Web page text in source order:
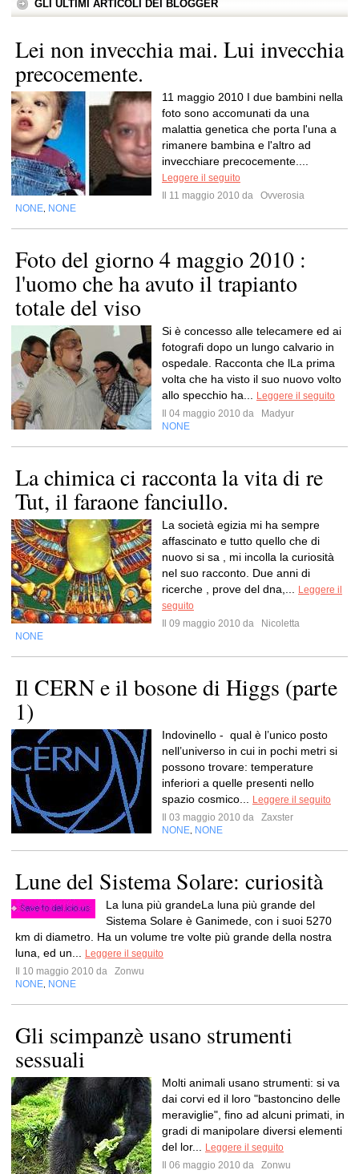
GLI ULTIMI ARTICOLI DEI BLOGGER
Lei non invecchia mai. Lui invecchia
precocemente.
11 maggio 2010 I due bambini nella
foto sono accomunati da una
malattia genetica che porta l'una a
rimanere bambina e l'altro ad
invecchiare precocemente....
Leggere il seguito
Il 11 maggio 2010 da
Ovverosia
NONE NONE
Foto del giorno 4 maggio 2010 :
l'uomo che ha avuto il trapianto
totale del viso
Si è concesso alle telecamere ed ai
fotografi dopo un lungo calvario in
ospedale. Racconta che lLa prima
volta che ha visto il suo nuovo volto
allo specchio ha...
Leggere il seguito
Il 04 maggio 2010 da
Madyur
NONE
La chimica ci racconta la vita di re
Tut, il faraone fanciullo.
La società egizia mi ha sempre
affascinato e tutto quello che di
nuovo si sa , mi incolla la curiosità
nel suo racconto. Due anni di
ricerche , prove del dna,...
Leggere il
seguito
Il 09 maggio 2010 da
Nicoletta
NONE
Il CERN e il bosone di Higgs (parte
1)
Indovinello - qual è l’unico posto
nell’universo in cui in pochi metri si
possono trovare: temperature
inferiori a quelle presenti nello
spazio cosmico...
Leggere il seguito
Il 03 maggio 2010 da
Zaxster
NONE NONE
Lune del Sistema Solare: curiosità
La luna più grandeLa luna più grande del
Sistema Solare è Ganimede, con i suoi 5270
km di diametro. Ha un volume tre volte più grande della nostra
luna, ed un...
Leggere il seguito
Il 10 maggio 2010 da
Zonwu
NONE NONE
Gli scimpanzè usano strumenti
sessuali
Molti animali usano strumenti: si va
dai corvi ed il loro "bastoncino delle
meraviglie", fino ad alcuni primati, in
gradi di manipolare diversi elementi
del lor...
Leggere il seguito
Il 06 maggio 2010 da
Zonwu